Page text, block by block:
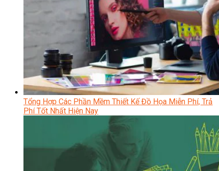
Tổng Hợp Các Phần Mềm Thiết Kế Đồ Họa Miễn Phí, Trả
Phí Tốt Nhất Hiện Nay